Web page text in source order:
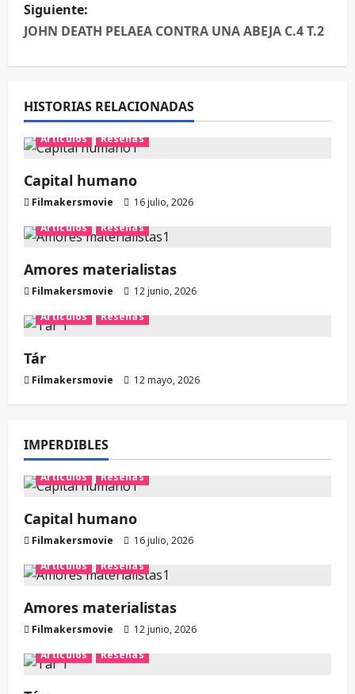
Siguiente:
JOHN DEATH PELAEA CONTRA UNA ABEJA C.4 T.2
HISTORIAS RELACIONADAS
Artículos Reseñas
Capital humano
Filmakersmovie
16 julio, 2026
Artículos
Reseñas
Amores materialistas
Filmakersmovie
12 junio, 2026
Artículos
Reseñas
Tár
Filmakersmovie 12 mayo, 2026
IMPERDIBLES
Artículos Reseñas
Capital humano
Filmakersmovie
16 julio, 2026
Artículos
Reseñas
Amores materialistas
Filmakersmovie
12 junio, 2026
Artículos
Reseñas